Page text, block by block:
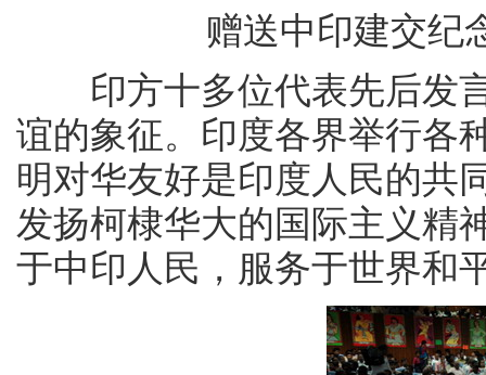
赠送中印建交纪
印方十多位代表先后发言
谊的象征。印度各界举行各
明对华友好是印度人民的共
发扬柯棣华大的国际主义精
于中印人民，服务于世界和